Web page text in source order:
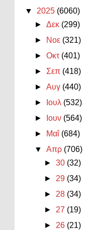
▼ 2025 (6060)
►Δεκ (299)
►
Νοε (321)
►Οκτ (401)
► Σεπ (418)
►Αυγ (440)
►
Ιουλ (532)
►
Ιουν (564)
►
Μαΐ (684)
▼Απρ (706)
►30 (32)
► 29 (34)
► 28 (34)
► 27 (19)
► 26 (21)